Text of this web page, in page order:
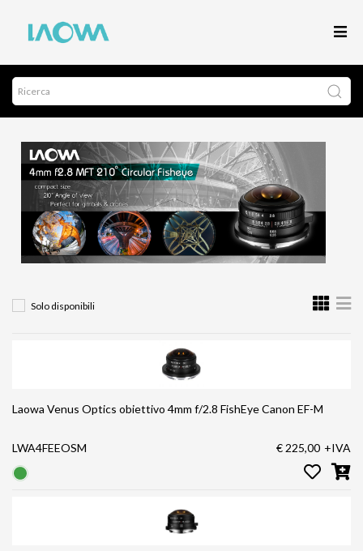
Solo disponibili
Laowa Venus Optics obiettivo 4mm f/2.8 FishEye Canon EF-M
LWA4FEEOSM € 225,00 +IVA